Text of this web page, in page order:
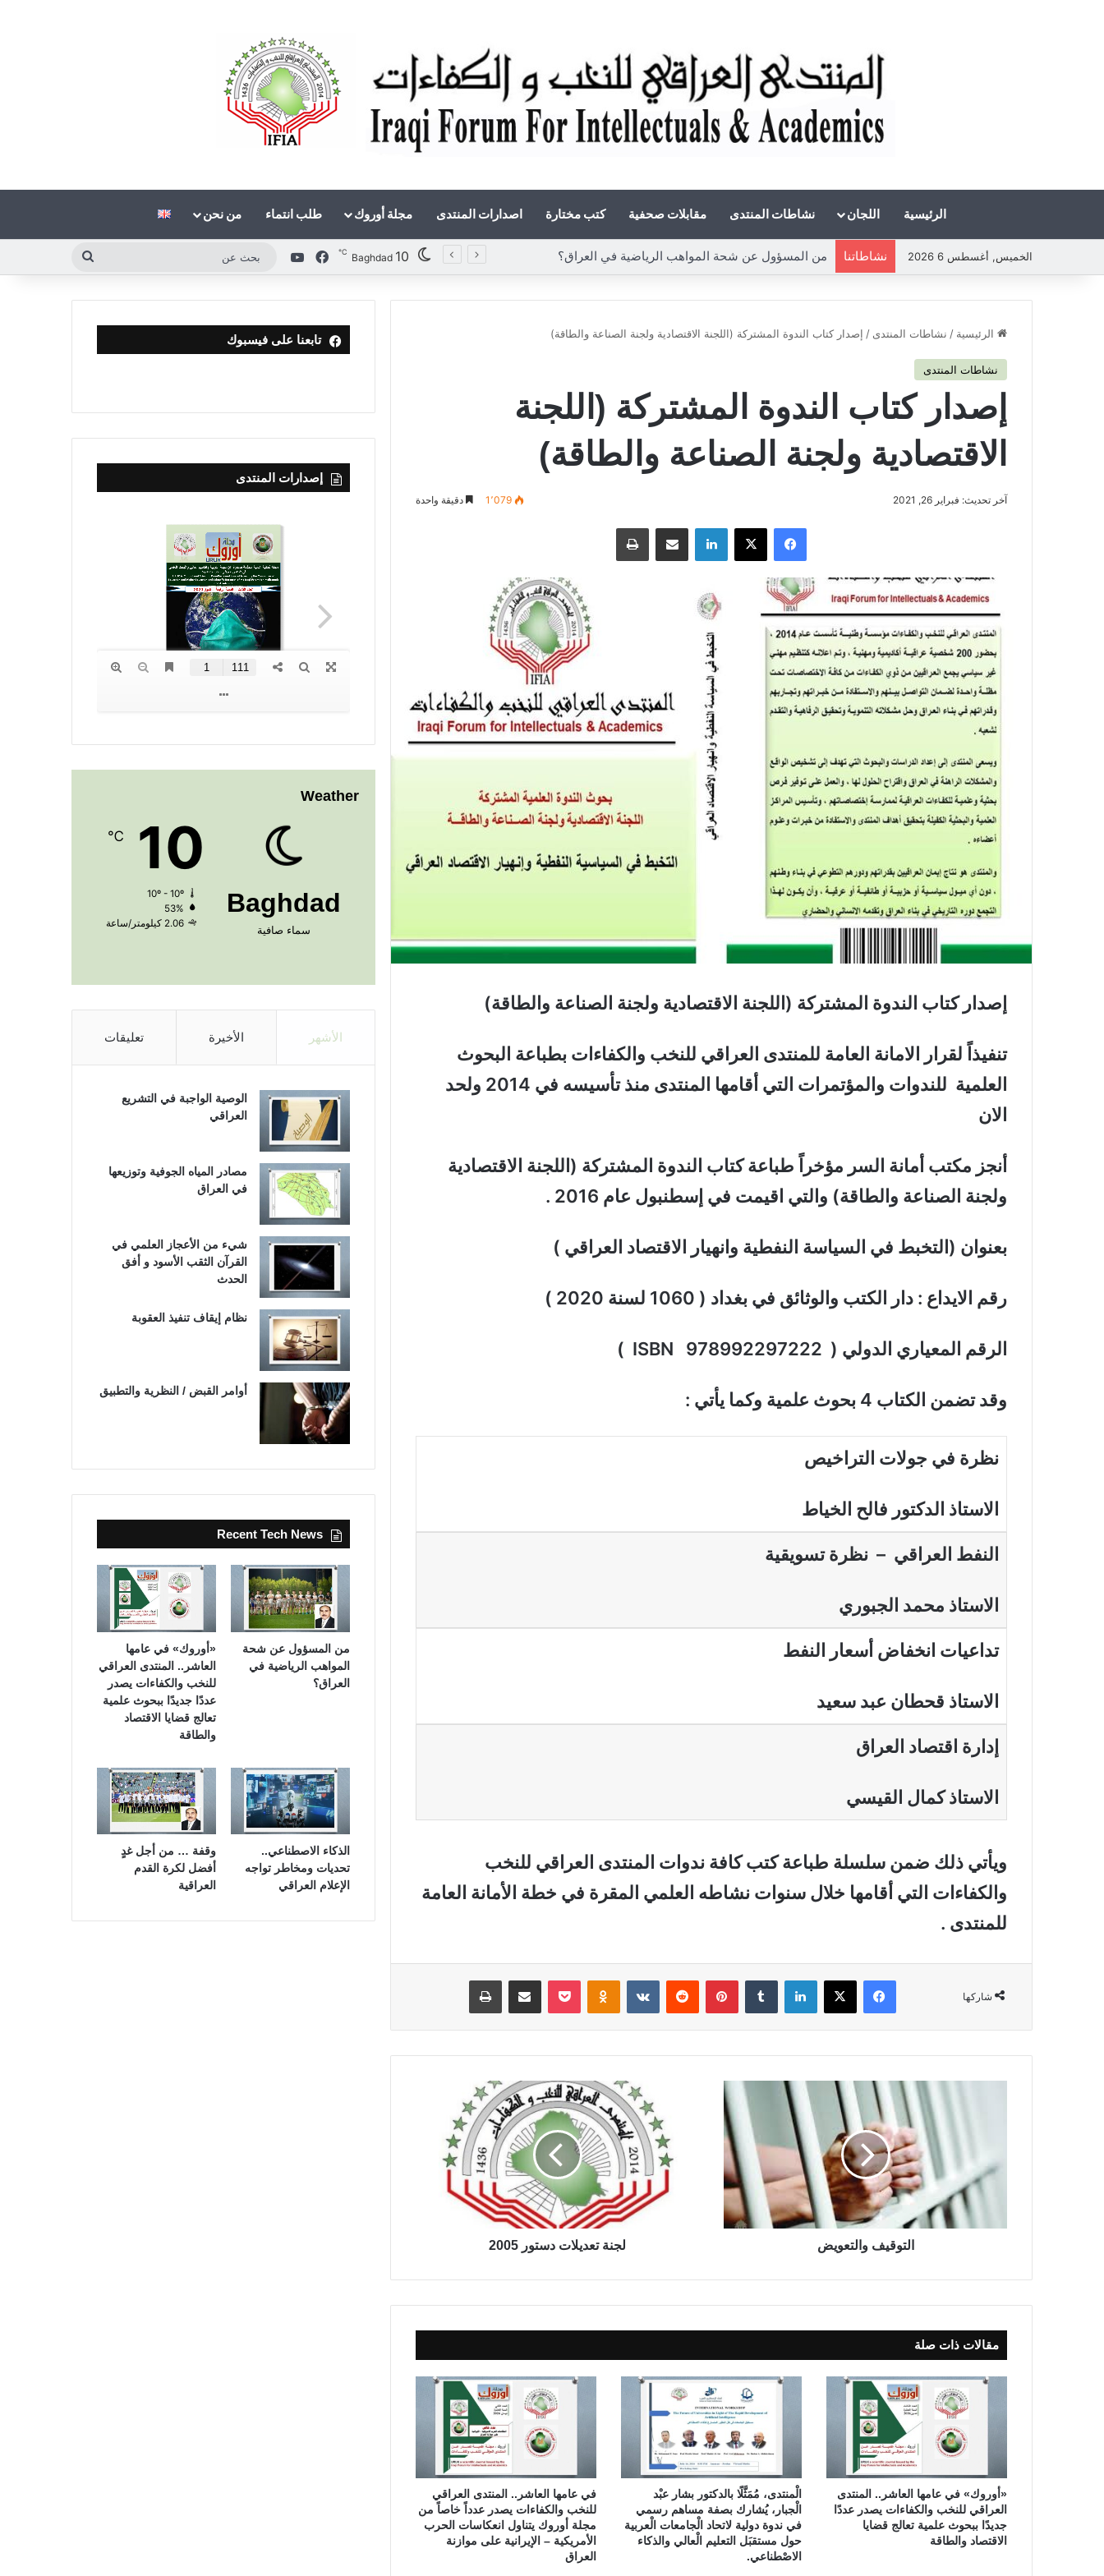
الرئيسية اللجان نشاطات المنتدى مقابلات صحفية كتب مختارة اصدارات المنتدى مجلة أوروك طلب انتماء من نحن
الخميس, أغسطس 6 2026 نشاطاتنا من المسؤول عن شحة المواهب الرياضية في العراق؟ Baghdad 10
℃ فيسبوك‫YouTube
الرئيسية / نشاطات المنتدى / إصدار كتاب الندوة المشتركة (اللجنة الاقتصادية ولجنة الصناعة والطاقة)
نشاطات المنتدى
إصدار كتاب الندوة المشتركة (اللجنة
الاقتصادية ولجنة الصناعة والطاقة)
آخر تحديث: فبراير 26, 2021 1٬079 دقيقة واحدة
فيسبوك لينكدإن
إصدار كتاب الندوة المشتركة (اللجنة الاقتصادية ولجنة الصناعة والطاقة)
تنفيذاً لقرار الامانة العامة للمنتدى العراقي للنخب والكفاءات بطباعة البحوث
العلمية للندوات والمؤتمرات التي أقامها المنتدى منذ تأسيسه في 2014 ولحد
الان
أنجز مكتب أمانة السر مؤخراً طباعة كتاب الندوة المشتركة (اللجنة الاقتصادية
ولجنة الصناعة والطاقة) والتي اقيمت في إسطنبول عام 2016 .
بعنوان (التخبط في السياسة النفطية وانهيار الاقتصاد العراقي )
رقم الايداع : دار الكتب والوثائق في بغداد ( 1060 لسنة 2020 )
الرقم المعياري الدولي ( 978992297222 )
وقد تضمن الكتاب 4 بحوث علمية وكما يأتي :
نظرة في جولات التراخيص
الاستاذ الدكتور فالح الخياط
النفط العراقي – نظرة تسويقية
الاستاذ محمد الجبوري
تداعيات انخفاض أسعار النفط
الاستاذ قحطان عبد سعيد
إدارة اقتصاد العراق
الاستاذ كمال القيسي
ويأتي ذلك ضمن سلسلة طباعة كتب كافة ندوات المنتدى العراقي للنخب
والكفاءات التي أقامها خلال سنوات نشاطه العلمي المقرة في خطة الأمانة العامة
للمنتدى .
شاركها
فيسبوك ‫X لينكدإن بينتيريست ‏VKontakte
ا
ع
ض
التوقيف والتعويض
د
و
0
5
لجنة تعديلات دستور 2005
مقالات ذات صلة
«أوروك» في عامها العاشر.. المنتدى
العراقي للنخب والكفاءات يصدر عددًا
جديدًا ببحوث علمية تعالج قضايا
الاقتصاد والطاقة
الْمنتدى، مُمَثَّلًا بالدكتور بشار عبْد
الْجبار، يُشارك بصفة مساهم رسمي
في ندوة دولية لاتحاد الْجامعات الْعربية
حول مستقبَل التعليم الْعالي والذكاء
الاصْطناعي.
في عامها العاشر.. المنتدى العراقي
للنخب والكفاءات يصدر عدداً خاصاً من
مجلة أوروك يتناول انعكاسات الحرب
الأمريكية – الإيرانية على موازنة
العراق
تابعنا على فيسبوك
إصدارات المنتدى
Weather
Baghdad
سماء صافية
10
℃
10º - 10º
53%
2.06 كيلومتر/ساعة
الأشهر الأخيرة تعليقات
الوصية الواجبة في التشريع
العراقي
مصادر المياه الجوفية وتوزيعها
في العراق
شيء من الأعجاز العلمي في
القرآن الثقب الأسود و أفق
الحدث
نظام إيقاف تنفيذ العقوبة
أوامر القبض / النظرية والتطبيق
Recent Tech News
من المسؤول عن شحة
المواهب الرياضية في
العراق؟
«أوروك» في عامها
العاشر.. المنتدى العراقي
للنخب والكفاءات يصدر
عددًا جديدًا ببحوث علمية
تعالج قضايا الاقتصاد
والطاقة
الذكاء الاصطناعي..
تحديات ومخاطر تواجه
الإعلام العراقي
وقفة … من أجل غدٍ
أفضل لكرة القدم
العراقية